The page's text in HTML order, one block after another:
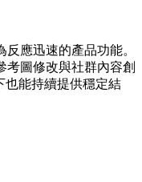
反應迅速的產品功能。
考圖修改與社群內容創
也能持續提供穩定結